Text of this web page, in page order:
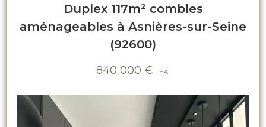
Duplex 117m² combles
aménageables à Asnières-sur-Seine
(92600)
840 000 €